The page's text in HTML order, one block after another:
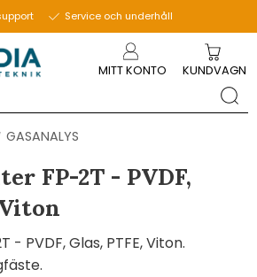
Service och underhåll
MITT KONTO KUNDVAGN
GASANALYS
FP-2T - PVDF,
- PVDF, Glas, PTFE, Viton.